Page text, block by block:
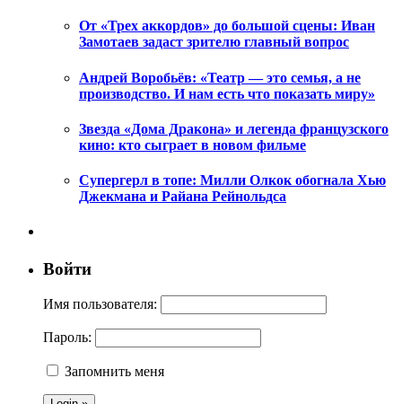
От «Трех аккордов» до большой сцены: Иван
Замотаев задаст зрителю главный вопрос
Андрей Воробьёв: «Театр — это семья, а не
производство. И нам есть что показать миру»
Звезда «Дома Дракона» и легенда французского
кино: кто сыграет в новом фильме
Супергерл в топе: Милли Олкок обогнала Хью
Джекмана и Райана Рейнольдса
Войти
Имя пользователя:
Пароль:
Запомнить меня